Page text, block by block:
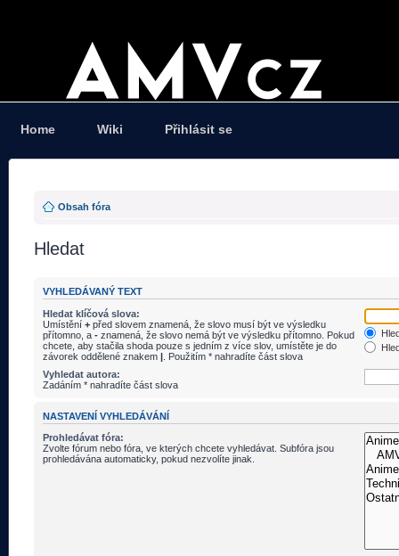
Home Wiki Přihlásit se
Obsah fóra
Hledat
VYHLEDÁVANÝ TEXT
Hledat klíčová slova:
Umístění + před slovem znamená, že slovo musí být ve výsledku
přítomno, a - znamená, že slovo nemá být ve výsledku přítomno. Pokud
chcete, aby stačila shoda pouze s jedním z více slov, umístěte je do
závorek oddělené znakem | . Použitím * nahradíte část slova
Vyhledat autora:
Zadáním * nahradíte část slova
NASTAVENÍ VYHLEDÁVÁNÍ
Prohledávat fóra:
Zvolte fórum nebo fóra, ve kterých chcete vyhledávat. Subfóra jsou
prohledávána automaticky, pokud nezvolíte jinak.